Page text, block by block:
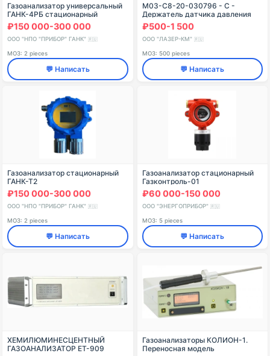
Газоанализатор универсальный
ГАНК-4РБ стационарный
₽150 000-300 000
ООО "НПО "ПРИБОР" ГАНК" 🇷🇺
МОЗ: 2 pieces
💬 Написать
M03-C8-20-030796 - C -
Держатель датчика давления
₽500-1 500
ООО "ЛАЗЕР-КМ" 🇷🇺
МОЗ: 500 pieces
💬 Написать
Газоанализатор стационарный
ГАНК-Т2
₽150 000-300 000
ООО "НПО "ПРИБОР" ГАНК" 🇷🇺
МОЗ: 2 pieces
💬 Написать
Газоанализатор стационарный
Газконтроль-01
₽60 000-150 000
ООО "ЭНЕРГОПРИБОР" 🇷🇺
МОЗ: 5 pieces
💬 Написать
ХЕМИЛЮМИНЕСЦЕНТНЫЙ
ГАЗОАНАЛИЗАТОР ЕТ-909
Газоанализаторы КОЛИОН-1.
Переносная модель